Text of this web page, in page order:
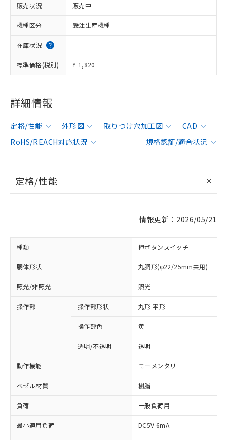
販売状況 販売中
機種区分 受注生産機種
在庫状況
標準価格(税別) ¥ 1,820
詳細情報
定格/性能 外形図 取りつけ穴加工図
CAD
RoHS/REACH対応状況
規格認証/適合状況
定格/性能
情報更新：2026/05/21
種類 押ボタンスイッチ
胴体形状 丸胴形(φ22/25mm共用)
照光/非照光 照光
操作部 操作部形状 丸形 平形
操作部色 黄
透明/不透明 透明
動作機能 モーメンタリ
ベゼル材質 樹脂
負荷 一般負荷用
最小適用負荷 DC5V 6mA